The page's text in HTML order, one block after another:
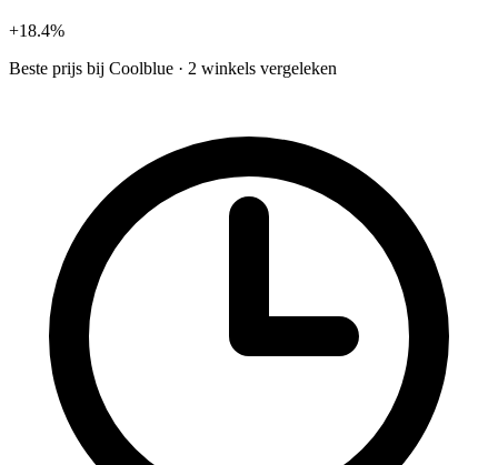
+18.4%
Beste prijs bij Coolblue · 2 winkels vergeleken